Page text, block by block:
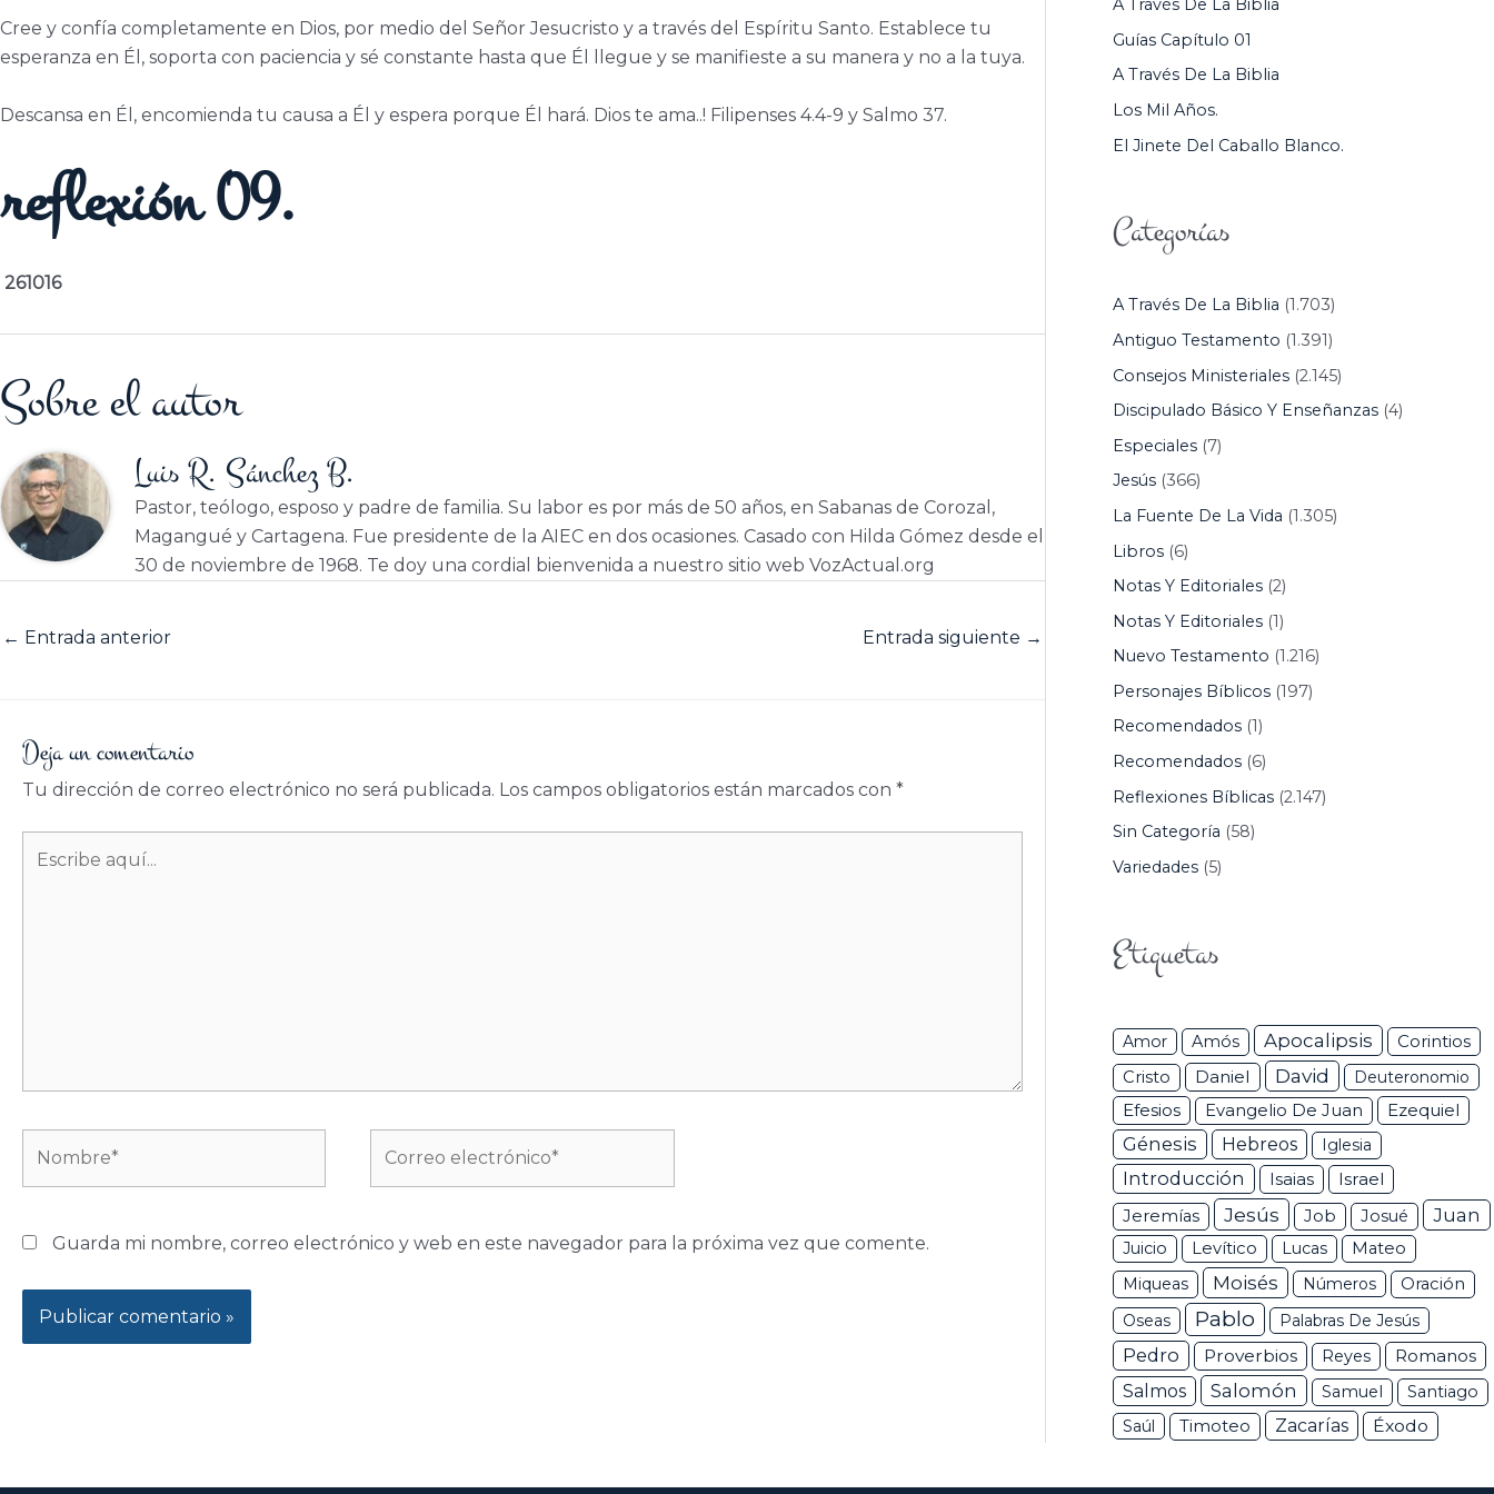
Cree y confía completamente en Dios, por medio del Señor Jesucristo y a través del Espíritu Santo. Establece tu
esperanza en Él, soporta con paciencia y sé constante hasta que Él llegue y se manifieste a su manera y no a la tuya.
Descansa en Él, encomienda tu causa a Él y espera porque Él hará. Dios te ama..! Filipenses 4.4-9 y Salmo 37.
reflexión 09.
261016
Sobre el autor
Luis R. Sánchez B.
Pastor, teólogo, esposo y padre de familia. Su labor es por más de 50 años, en Sabanas de Corozal,
Magangué y Cartagena. Fue presidente de la AIEC en dos ocasiones. Casado con Hilda Gómez desde el
30 de noviembre de 1968. Te doy una cordial bienvenida a nuestro sitio web VozActual.org
← Entrada anterior Entrada siguiente →
Deja un comentario
Tu dirección de correo electrónico no será publicada. Los campos obligatorios están marcados con *
aquí...
electrónico*
Guarda mi nombre, correo electrónico y web en este navegador para la próxima vez que comente.
R
:
A Través De La Biblia
Guías Capítulo 01
A Través De La Biblia
Los Mil Años.
El Jinete Del Caballo Blanco.
Categorías
A Través De La Biblia (1.703)
Antiguo Testamento (1.391)
Consejos Ministeriales(2.145)
Discipulado Básico Y Enseñanzas(4)
Especiales(7)
Jesús(366)
La Fuente De La Vida (1.305)
Libros(6)
Notas Y Editoriales(2)
Notas Y Editoriales(1)
Nuevo Testamento (1.216)
Personajes Bíblicos(197)
Recomendados(1)
Recomendados(6)
Reflexiones Bíblicas(2.147)
Sin Categoría (58)
Variedades(5)
Etiquetas
Amor Amós Apocalipsis Corintios
Cristo Daniel David Deuteronomio
Efesios Evangelio De Juan Ezequiel
Génesis Hebreos Iglesia
Introducción Isaias Israel
Jeremías Jesús Job Josué Juan
Juicio Levítico Lucas
Mateo
Miqueas
Moisés Números
Oración
Oseas
Pablo Palabras De Jesús
Pedro Proverbios Reyes
Romanos
Salmos
Salomón Samuel
Santiago
Saúl
Timoteo Zacarías Éxodo